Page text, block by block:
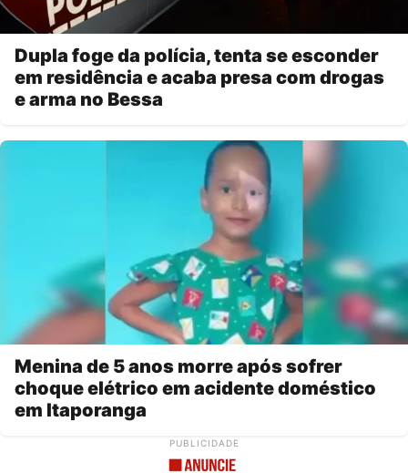
Dupla foge da polícia, tenta se esconder
em residência e acaba presa com drogas
e arma no Bessa
Menina de 5 anos morre após sofrer
choque elétrico em acidente doméstico
em Itaporanga
PUBLICIDADE